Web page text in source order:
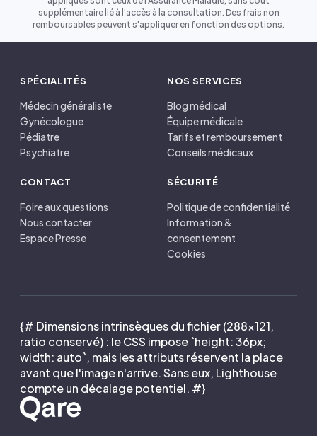
supplémentaire lié à l'accès à la consultation. Des frais non
remboursables peuvent s'appliquer en fonction des options.
SPÉCIALITÉS
Médecin généraliste
Gynécologue
Pédiatre
Psychiatre
NOS SERVICES
Blog médical
Équipe médicale
Tarifs et remboursement
Conseils médicaux
CONTACT
Foire aux questions
Nous contacter
Espace Presse
SÉCURITÉ
Politique de confidentialité
Information &
consentement
Cookies
{# Dimensions intrinsèques du fichier (288×121,
ratio conservé) : le CSS impose `height: 36px;
width: auto`, mais les attributs réservent la place
avant que l'image n'arrive. Sans eux, Lighthouse
compte un décalage potentiel. #}